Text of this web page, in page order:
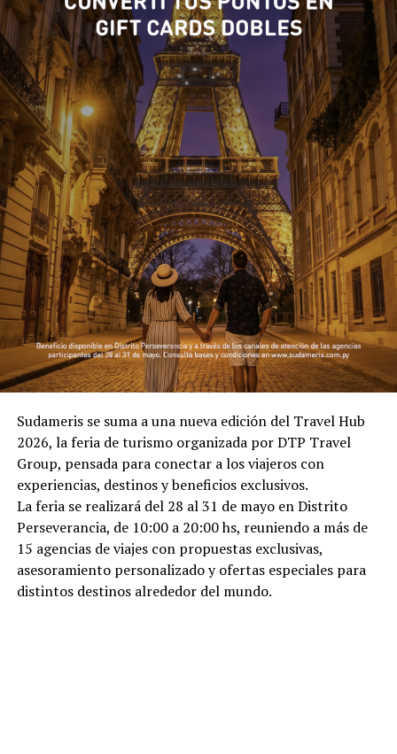
Sudameris se suma a una nueva edición del Travel Hub
2026, la feria de turismo organizada por DTP Travel
Group, pensada para conectar a los viajeros con
experiencias, destinos y beneficios exclusivos.
La feria se realizará del 28 al 31 de mayo en Distrito
Perseverancia, de 10:00 a 20:00 hs, reuniendo a más de
15 agencias de viajes con propuestas exclusivas,
asesoramiento personalizado y ofertas especiales para
distintos destinos alrededor del mundo.